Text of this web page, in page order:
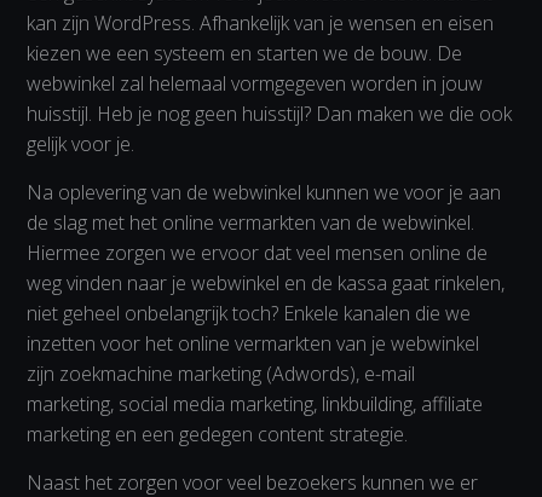
kan zijn WordPress. Afhankelijk van je wensen en eisen
kiezen we een systeem en starten we de bouw. De
webwinkel zal helemaal vormgegeven worden in jouw
huisstijl. Heb je nog geen huisstijl? Dan maken we die ook
gelijk voor je.
Na oplevering van de webwinkel kunnen we voor je aan
de slag met het online vermarkten van de webwinkel.
Hiermee zorgen we ervoor dat veel mensen online de
weg vinden naar je webwinkel en de kassa gaat rinkelen,
niet geheel onbelangrijk toch? Enkele kanalen die we
inzetten voor het online vermarkten van je webwinkel
zijn zoekmachine marketing (Adwords), e-mail
marketing, social media marketing, linkbuilding, affiliate
marketing en een gedegen content strategie.
Naast het zorgen voor veel bezoekers kunnen we er